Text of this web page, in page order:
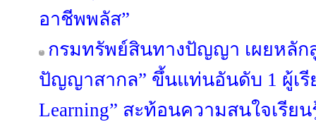
อาชีพพลัส”
กรมทรัพย์สินทางปัญญา เผยหลัก
ปัญญาสากล” ขึ้นแท่นอันดับ 1 ผู้เรี
Learning” สะท้อนความสนใจเรีย